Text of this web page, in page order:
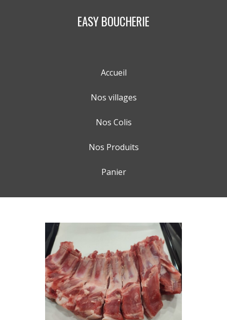
EASY BOUCHERIE
Accueil
Nos villages
Nos Colis
Nos Produits
Panier